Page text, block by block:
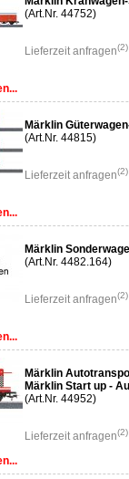
(Art.Nr. 44752)
Lieferzeit anfragen(2)
Märklin
(Art.Nr. 44815)
Lieferzeit anfragen(2)
Märklin
(Art.Nr. 4482.164)
Lieferzeit anfragen(2)
Märklin
Märklin Start up -
(Art.Nr. 44952)
Lieferzeit anfragen(2)